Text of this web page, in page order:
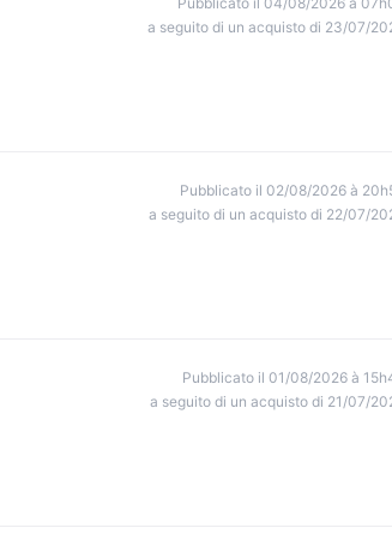
a seguito di un acquisto di 23/07/
Pubblicato il 02/08/2026 à
a seguito di un acquisto di 22/07/
Pubblicato il 01/08/2026 à
a seguito di un acquisto di 21/07/